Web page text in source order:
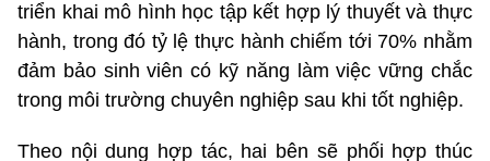
triển khai mô hình học tập kết hợp lý thuyết và thực
hành, trong đó tỷ lệ thực hành chiếm tới 70% nhằm
đảm bảo sinh viên có kỹ năng làm việc vững chắc
trong môi trường chuyên nghiệp sau khi tốt nghiệp.
Theo nội dung hợp tác, hai bên sẽ phối hợp thúc